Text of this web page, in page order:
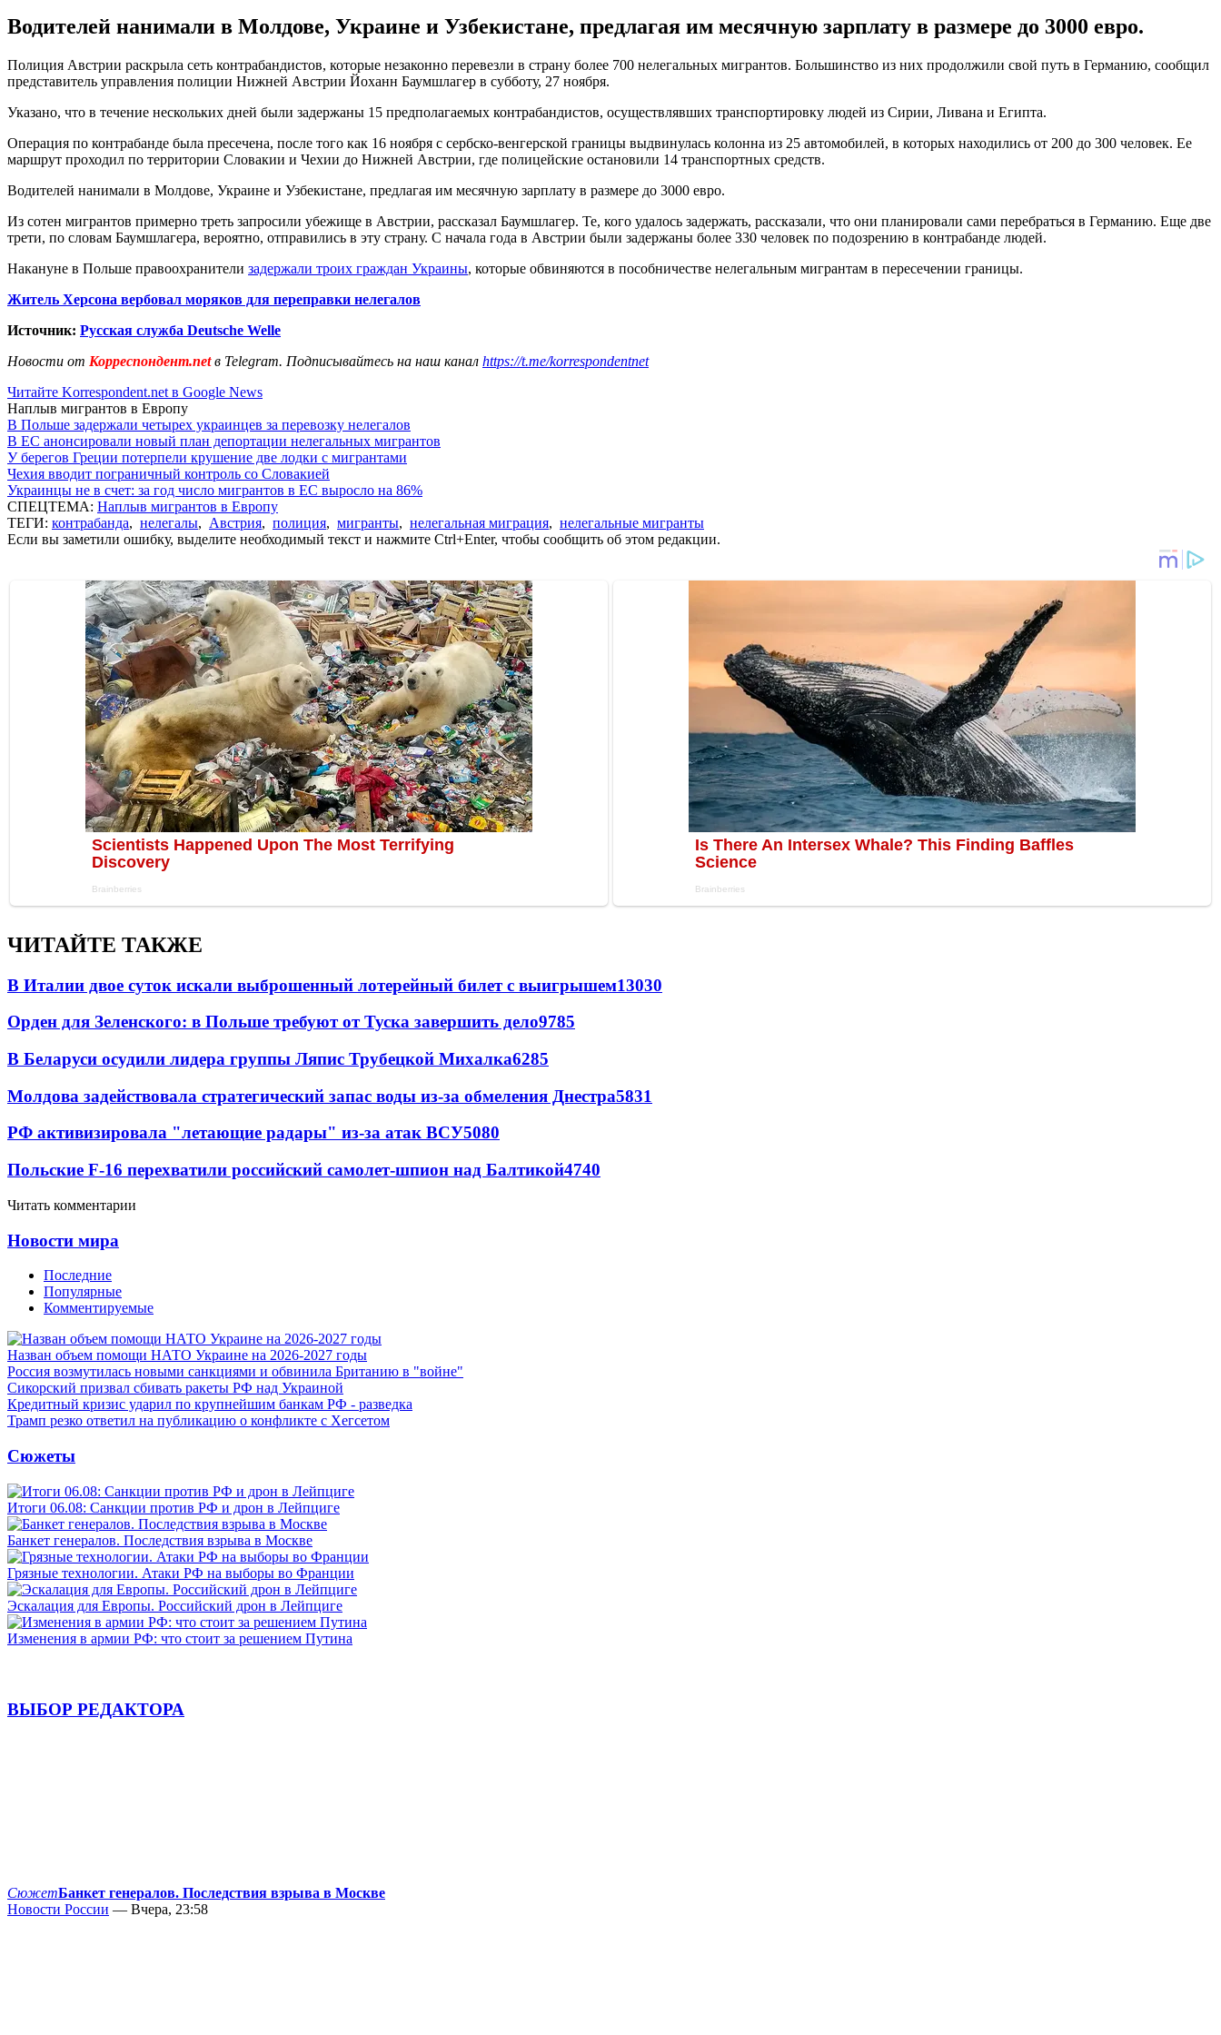
Водителей нанимали в Молдове, Украине и Узбекистане, предлагая им месячную зарплату в размере до 3000 евро.
Полиция Австрии раскрыла сеть контрабандистов, которые незаконно перевезли в страну более 700 нелегальных мигрантов. Большинство из них продолжили свой путь в Германию, сообщил
представитель управления полиции Нижней Австрии Йоханн Баумшлагер в субботу, 27 ноября.
Указано, что в течение нескольких дней были задержаны 15 предполагаемых контрабандистов, осуществлявших транспортировку людей из Сирии, Ливана и Египта.
Операция по контрабанде была пресечена, после того как 16 ноября с сербско-венгерской границы выдвинулась колонна из 25 автомобилей, в которых находились от 200 до 300 человек. Ее
маршрут проходил по территории Словакии и Чехии до Нижней Австрии, где полицейские остановили 14 транспортных средств.
Водителей нанимали в Молдове, Украине и Узбекистане, предлагая им месячную зарплату в размере до 3000 евро.
Из сотен мигрантов примерно треть запросили убежище в Австрии, рассказал Баумшлагер. Те, кого удалось задержать, рассказали, что они планировали сами перебраться в Германию. Еще две
трети, по словам Баумшлагера, вероятно, отправились в эту страну. С начала года в Австрии были задержаны более 330 человек по подозрению в контрабанде людей.
Накануне в Польше правоохранители задержали троих граждан Украины, которые обвиняются в пособничестве нелегальным мигрантам в пересечении границы.
Житель Херсона вербовал моряков для переправки нелегалов
Источник: Русская служба Deutsche Welle
Новости от Корреспондент.netв Telegram. Подписывайтесь на наш канал https://t.me/korrespondentnet
Читайте Korrespondent.net в Google News
Наплыв мигрантов в Европу
В Польше задержали четырех украинцев за перевозку нелегалов
В ЕС анонсировали новый план депортации нелегальных мигрантов
У берегов Греции потерпели крушение две лодки с мигрантами
Чехия вводит пограничный контроль со Словакией
Украинцы не в счет: за год число мигрантов в ЕС выросло на 86%
СПЕЦТЕМА: Наплыв мигрантов в Европу
ТЕГИ: контрабанда, нелегалы, Австрия, полиция, мигранты, нелегальная миграция, нелегальные мигранты
Если вы заметили ошибку, выделите необходимый текст и нажмите Ctrl+Enter, чтобы сообщить об этом редакции.
ЧИТАЙТЕ ТАКЖЕ
В Италии двое суток искали выброшенный лотерейный билет с выигрышем13030
Орден для Зеленского: в Польше требуют от Туска завершить дело9785
В Беларуси осудили лидера группы Ляпис Трубецкой Михалка6285
Молдова задействовала стратегический запас воды из-за обмеления Днестра5831
РФ активизировала "летающие радары" из-за атак ВСУ5080
Польские F-16 перехватили российский самолет-шпион над Балтикой4740
Читать комментарии
Новости мира
Последние
Популярные
Комментируемые
Назван объем помощи НАТО Украине на 2026-2027 годы
Россия возмутилась новыми санкциями и обвинила Британию в "войне"
Сикорский призвал сбивать ракеты РФ над Украиной
Кредитный кризис ударил по крупнейшим банкам РФ - разведка
Трамп резко ответил на публикацию о конфликте с Хегсетом
Сюжеты
Итоги 06.08: Санкции против РФ и дрон в Лейпциге
Банкет генералов. Последствия взрыва в Москве
Грязные технологии. Атаки РФ на выборы во Франции
Эскалация для Европы. Российский дрон в Лейпциге
Изменения в армии РФ: что стоит за решением Путина
ВЫБОР РЕДАКТОРА
СюжетБанкет генералов. Последствия взрыва в Москве
Новости России — Вчера, 23:58